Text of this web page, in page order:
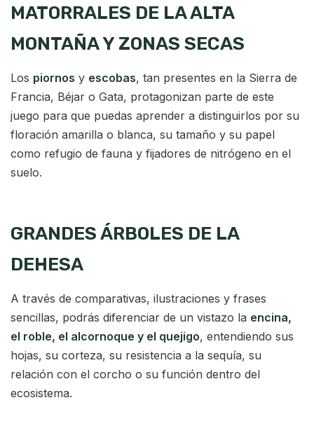
MATORRALES DE LA ALTA
MONTAÑA Y ZONAS SECAS
Los piornos y escobas, tan presentes en la Sierra de
Francia, Béjar o Gata, protagonizan parte de este
juego para que puedas aprender a distinguirlos por su
floración amarilla o blanca, su tamaño y su papel
como refugio de fauna y fijadores de nitrógeno en el
suelo.
GRANDES ÁRBOLES DE LA
DEHESA
A través de comparativas, ilustraciones y frases
sencillas, podrás diferenciar de un vistazo la encina,
el roble, el alcornoque y el quejigo, entendiendo sus
hojas, su corteza, su resistencia a la sequía, su
relación con el corcho o su función dentro del
ecosistema.